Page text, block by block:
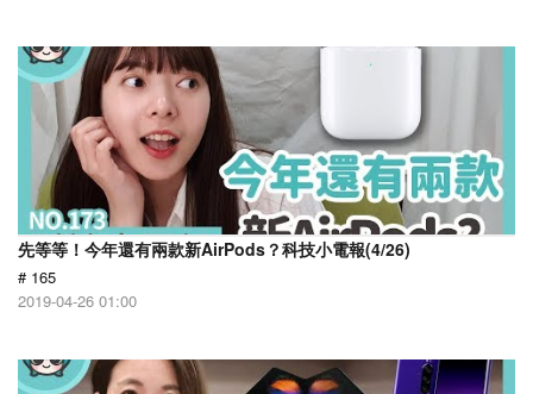
先等等！今年還有兩款新AirPods？科技小電報(4/26)
# 165
2019-04-26 01:00